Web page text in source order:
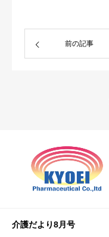
前の記事
介護だより8月号